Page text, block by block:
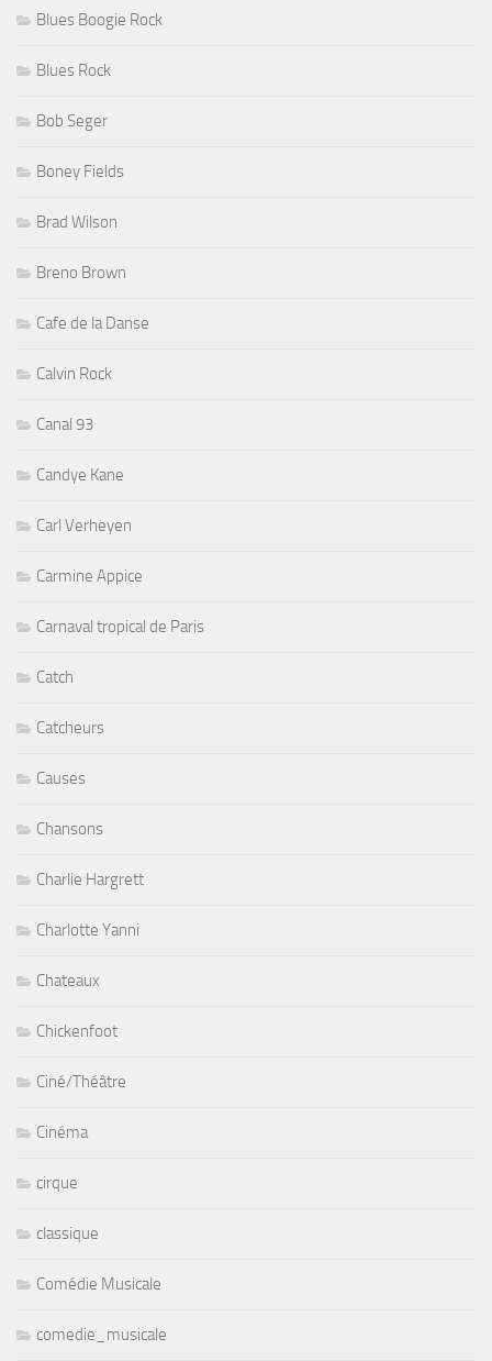
Blues Boogie Rock
Blues Rock
Bob Seger
Boney Fields
Brad Wilson
Breno Brown
Cafe de la Danse
Calvin Rock
Canal 93
Candye Kane
Carl Verheyen
Carmine Appice
Carnaval tropical de Paris
Catch
Catcheurs
Causes
Chansons
Charlie Hargrett
Charlotte Yanni
Chateaux
Chickenfoot
Ciné/Théâtre
Cinéma
cirque
classique
Comédie Musicale
comedie_musicale